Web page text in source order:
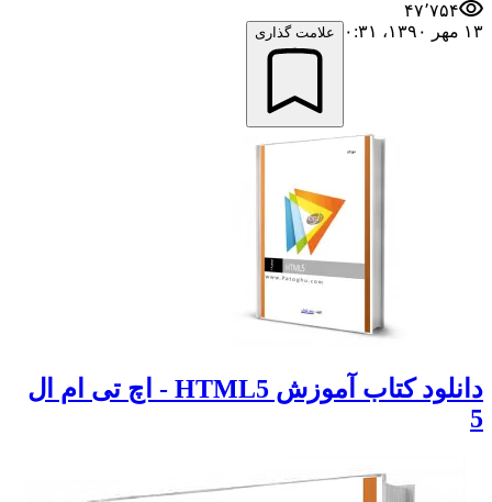
۴۷٬۷۵۴
۱۳ مهر ۱۳۹۰،‏ ۰:۳۱
علامت گذاری
دانلود کتاب آموزش HTML5 - اچ تی ام ال
5